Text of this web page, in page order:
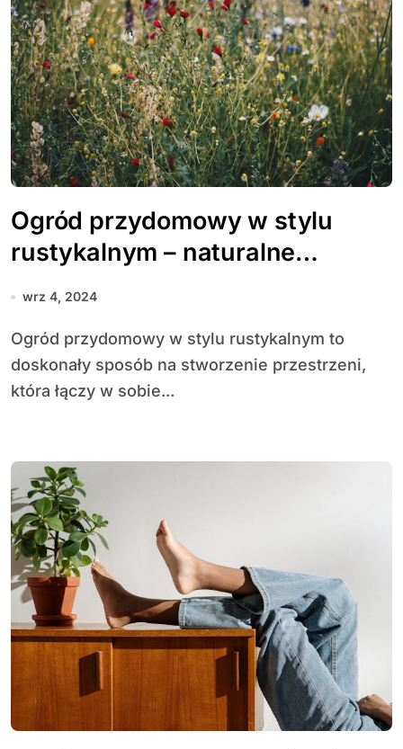
Ogród przydomowy w stylu
rustykalnym – naturalne
materiały i prostota
wrz 4, 2024
Ogród przydomowy w stylu rustykalnym to
doskonały sposób na stworzenie przestrzeni,
która łączy w sobie...